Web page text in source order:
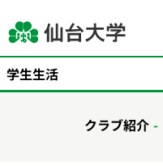
クラブ紹介
学生生活